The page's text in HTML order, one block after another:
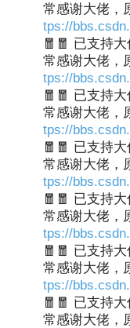
常感谢大佬，
tps://
🧧🧧 已支持
常感谢大佬，
tps://
🧧🧧 已支持
常感谢大佬，
tps://
🧧🧧 已支持
常感谢大佬，
tps://
🧧🧧 已支持
常感谢大佬，
tps://
🧧🧧 已支持
常感谢大佬，
tps://
🧧🧧 已支持
常感谢大佬，